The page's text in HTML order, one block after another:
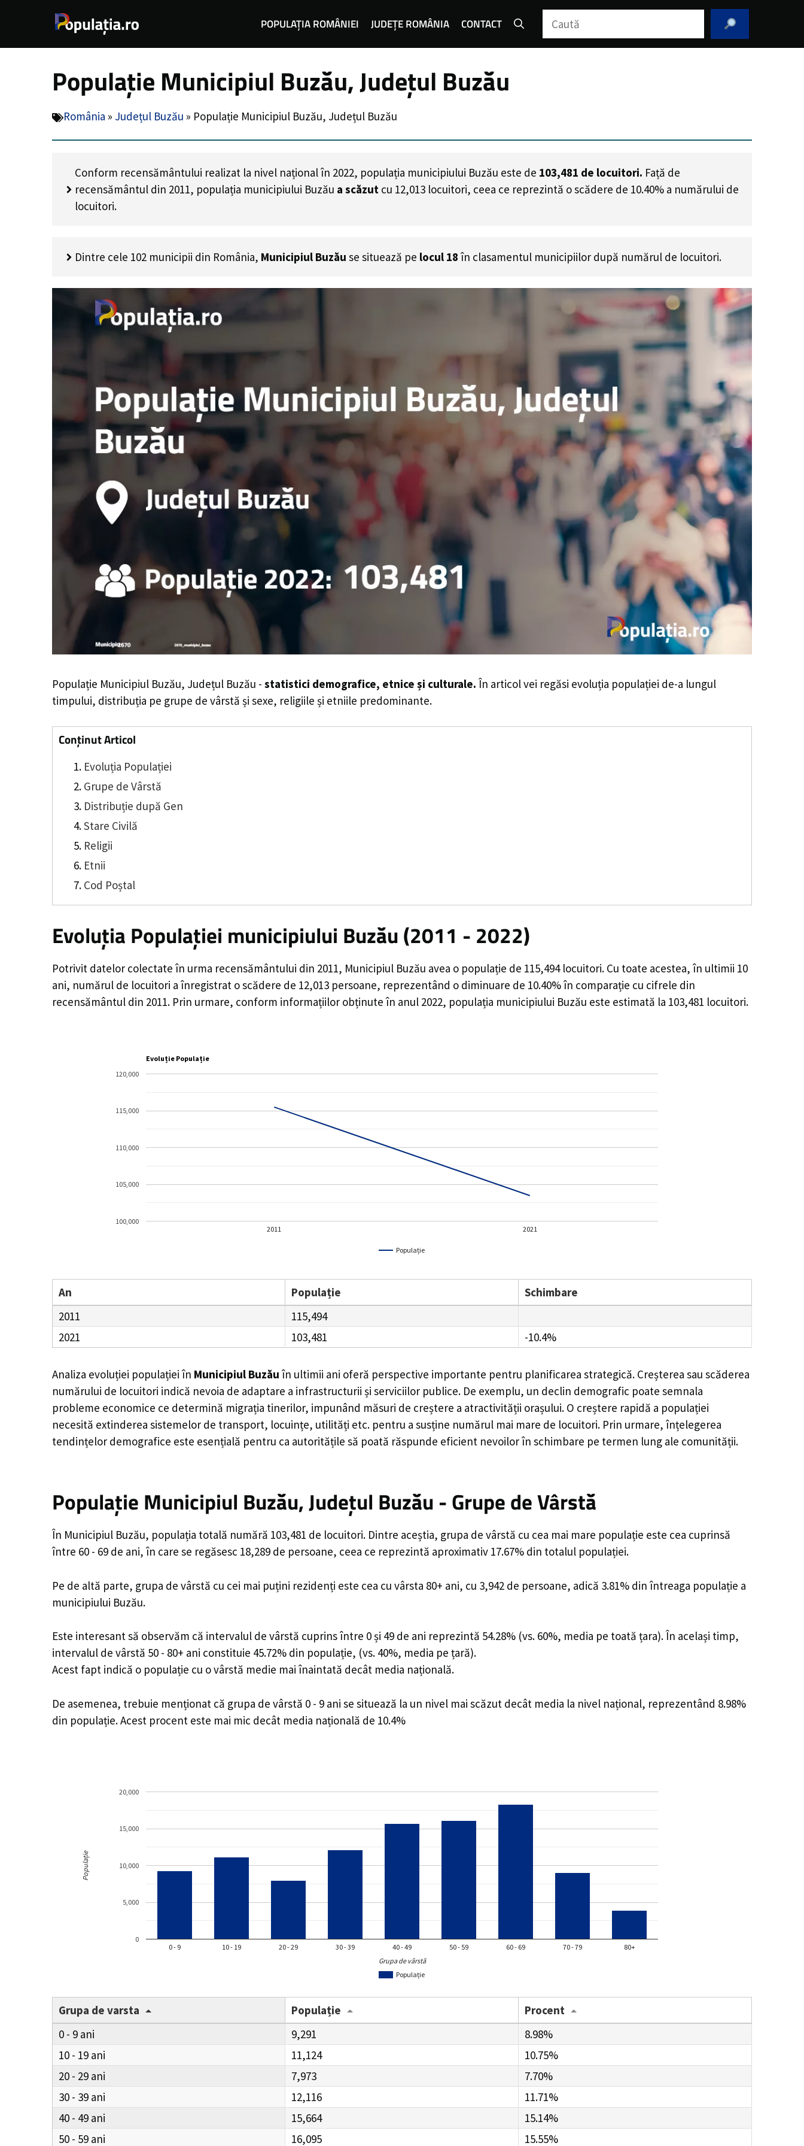
POPULAȚIA ROMÂNIEI JUDEȚE ROMÂNIA CONTACT Caută
Populație Municipiul Buzău, Județul Buzău
România » Județul Buzău » Populație Municipiul Buzău, Județul Buzău
Conform recensământului realizat la nivel național în 2022, populația municipiului Buzău este de 103,481 de locuitori. Față de
recensământul din 2011, populația municipiului Buzău a scăzut cu 12,013 locuitori, ceea ce reprezintă o scădere de 10.40% a numărului de
locuitori.
Dintre cele 102 municipii din România, Municipiul Buzău se situează pe locul 18 în clasamentul municipiilor după numărul de locuitori.
Populație Municipiul Buzău, Județul Buzău - statistici demografice, etnice și culturale. În articol vei regăsi evoluția populației de-a lungul
timpului, distribuția pe grupe de vârstă și sexe, religiile și etniile predominante.
Conținut Articol
Evoluția Populației
Grupe de Vârstă
Distribuție după Gen
Stare Civilă
Religii
Etnii
Cod Poștal
Evoluția Populației municipiului Buzău (2011 - 2022)
Potrivit datelor colectate în urma recensământului din 2011, Municipiul Buzău avea o populație de 115,494locuitori. Cu toate acestea, în ultimii 10
ani, numărul de locuitori a înregistrat oscădere de 12,013 persoane, reprezentând o diminuare de 10.40%în comparație cu cifrele din
recensământul din 2011. Prin urmare, conform informațiilor obținute în anul 2022, populația municipiului Buzău este estimată la 103,481 locuitori.
Evoluție Populație
Populație
2011 2021
100,000
105,000
110,000
115,000
120,000
An Populație
Schimbare
2011
115,494
2021
103,481 -10.4%
Analiza evoluției populației în Municipiul Buzău în ultimii ani oferă perspective importante pentru planificarea strategică. Creșterea sau scăderea
numărului de locuitori indică nevoia de adaptare a infrastructurii și serviciilor publice. De exemplu, un declin demografic poate semnala
probleme economice ce determină migrația tinerilor, impunând măsuri de creștere a atractivității orașului. O creștere rapidă a populației
necesită extinderea sistemelor de transport, locuințe, utilități etc. pentru a susține numărul mai mare de locuitori. Prin urmare, înțelegerea
tendințelor demografice este esențială pentru ca autoritățile să poată răspunde eficient nevoilor în schimbare pe termen lung ale comunității.
Populație Municipiul Buzău, Județul Buzău - Grupe de Vârstă
În Municipiul Buzău, populația totală numără 103,481 de locuitori. Dintre aceștia, grupa de vârstă cu cea mai mare populație este cea cuprinsă
între 60 - 69 de ani, în care se regăsesc 18,289 de persoane, ceea ce reprezintă aproximativ 17.67% din totalul populației.
Pe de altă parte, grupa de vârstă cu cei mai puțini rezidenți este cea cu vârsta 80+ ani, cu 3,942 de persoane, adică 3.81% din întreaga populație a
municipiului Buzău.
Este interesant să observăm că intervalul de vârstă cuprins între 0 și 49 de ani reprezintă 54.28% (vs. 60%, media pe toată țara). În același timp,
intervalul de vârstă 50 - 80+ ani constituie 45.72% din populație, (vs. 40%, media pe țară).
Acest fapt indică o populație cu o vârstă medie mai înaintată decât media națională.
De asemenea, trebuie menționat că grupa de vârstă 0 - 9 ani se situează la un nivel mai scăzut decât media la nivel național, reprezentând 8.98%
din populație. Acest procent este mai mic decât media națională de 10.4%
Populație
0 - 9 10 - 19 20 - 29 30 - 39 40 - 49 50 - 59 60 - 69 70 - 79 80+
0
5,000
10,000
15,000
20,000
Grupa de vârstă
Populație
Grupa de varsta Populație
Procent
0 - 9
9,291
8.98%
10 - 19
11,124
10.75%
20 - 29
7,973
7.70%
30 - 39
12,116
11.71%
40 - 49
15,664
15.14%
50 - 59
16,095 15.55%